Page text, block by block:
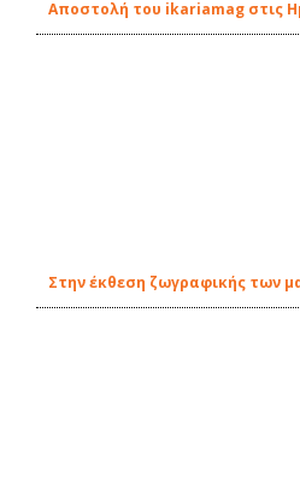
Αποστολή του ikariamag στις
Στην έκθεση ζωγραφικής των